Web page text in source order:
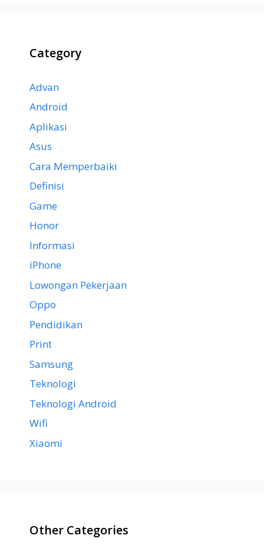
Category
Advan
Android
Aplikasi
Asus
Cara Memperbaiki
Definisi
Game
Honor
Informasi
iPhone
Lowongan Pekerjaan
Oppo
Pendidikan
Print
Samsung
Teknologi
Teknologi Android
Wifi
Xiaomi
Other Categories